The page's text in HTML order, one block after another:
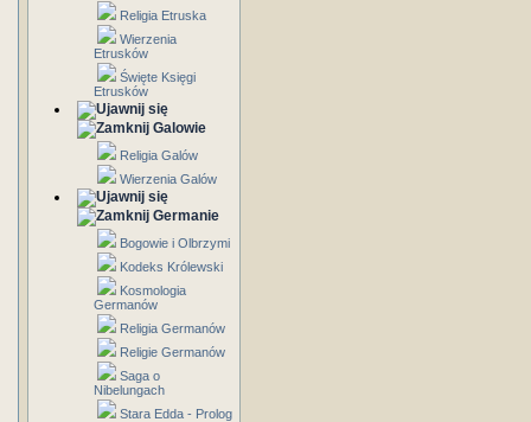
Religia Etruska
Wierzenia
Etrusków
Święte Księgi
Etrusków
Galowie
Religia Galów
Wierzenia Galów
Germanie
Bogowie i Olbrzymi
Kodeks Królewski
Kosmologia
Germanów
Religia Germanów
Religie Germanów
Saga o
Nibelungach
Stara Edda - Prolog